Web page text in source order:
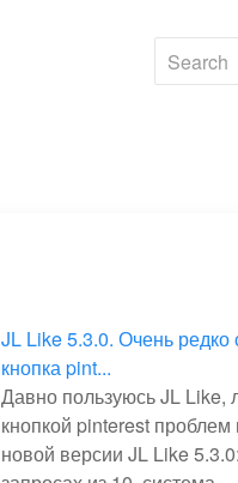
JL Like 5.3.0. Очень редко
кнопка pint...
Давно пользуюсь JL Like,
кнопкой pinterest
новой версии JL Like